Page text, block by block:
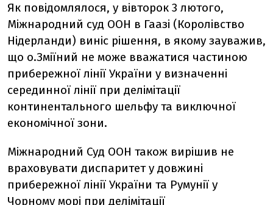
Як повідомлялося, у вівторок 3 лютого,
Міжнародний суд ООН в Гаазі (Королівство
Нідерланди) виніс рішення, в якому зауважив,
що о.Зміїний не може вважатися частиною
прибережної лінії України у визначенні
серединної лінії при делімітації
континентального шельфу та виключної
економічної зони.
Міжнародний Суд ООН також вирішив не
враховувати диспаритет у довжині
прибережної лінії України та Румунії у
Чорному морі при делімітації